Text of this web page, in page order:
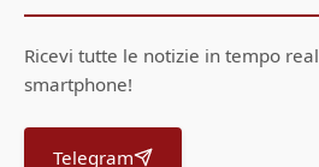
Ricevi tutte le notizie in tempo
smartphone!
Telegram